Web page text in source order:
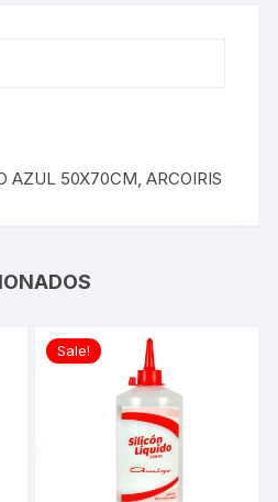
AZUL 50X70CM, ARCOIRIS
Sale!